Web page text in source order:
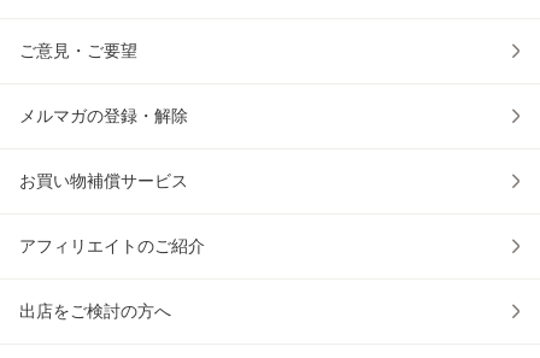
ご意見・ご要望
メルマガの登録・解除
お買い物補償サービス
アフィリエイトのご紹介
出店をご検討の方へ